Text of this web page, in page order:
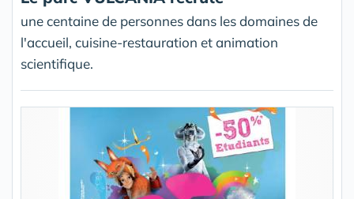
une centaine de personnes dans les domaines de
l'accueil, cuisine-restauration et animation
scientifique.